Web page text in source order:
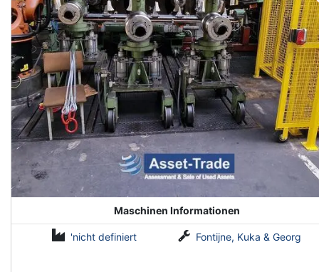
Maschinen Informationen
'nicht definiert Fontijne, Kuka & Georg